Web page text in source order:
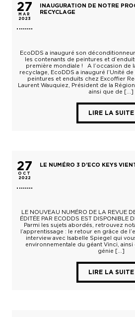
27
MAR
2023
INAUGURATION DE NOTRE
RECYCLAGE
EcoDDS a inauguré son
les contenants de peintures et
première mondiale ! A l’occasion de
recyclage, EcoDDS a inauguré l’Unité
peintures et enduits chez Excoffier
Laurent Wauquiez, Président de la
ainsi que de […]
LIRE LA SUITE
27
OCT
2022
LE NUMÉRO 3 D’ECO KEYS
LE NOUVEAU NUMÉRO DE LA REVUE
ÉDITÉE PAR ECODDS EST DISPONIBLE
Parmi les sujets abordés, retrouvez
l’apprentissage : le retour en grâce de
interview avec Isabelle Spiegel qui
environnementale du géant Vinci, ainsi
génie […]
LIRE LA SUITE